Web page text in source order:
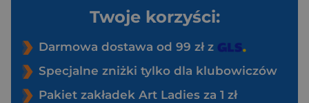
Twoje korzyści:
Darmowa dostawa od 99 zł z
Specjalne zniżki tylko dla klubowiczów
Pakiet zakładek Art Ladies za 1 zł